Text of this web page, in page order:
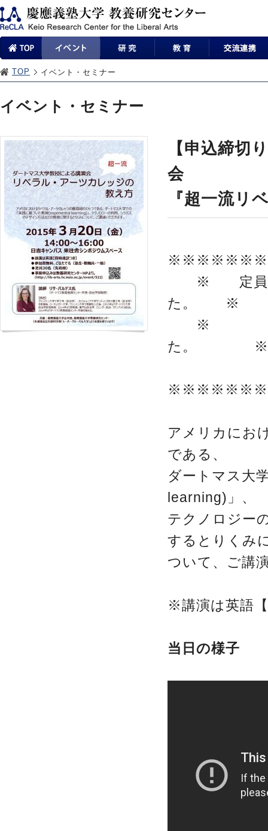
TOP イベント・セミナー
イベント・セミナー
【申込締切
会
『超一流リ
※ 定員人数
た。 ※
※ 沢山の
た。 ※
アメリカにお
である、
ダートマス大
learning)」、
テクノロジー
するとりくみ
ついて、ご講
※講演は英語
当日の様子